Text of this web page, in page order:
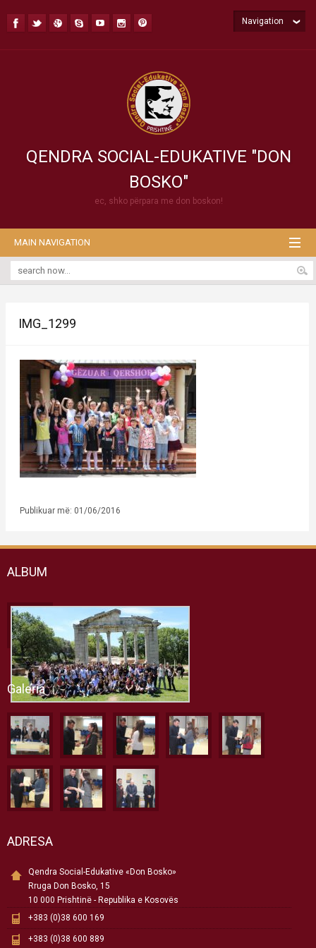
QENDRA SOCIAL-EDUKATIVE "DON
BOSKO"
ec, shko përpara me don boskon!
Navigation
MAIN NAVIGATION
IMG_1299
Publikuar më: 01/06/2016
ALBUM
Galeria
ADRESA
Qendra Social-Edukative «Don Bosko»
Rruga Don Bosko, 15
10 000 Prishtinë - Republika e Kosovës
+383 (0)38 600 169
+383 (0)38 600 889